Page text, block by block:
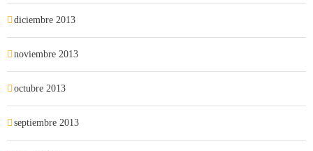
diciembre 2013
noviembre 2013
octubre 2013
septiembre 2013